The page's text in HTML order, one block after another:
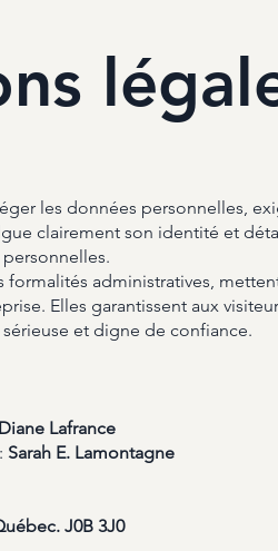
les données personnelles,
clairement son identité et
administratives,
Elles garantissent aux
et digne de confiance.
Diane Lafrance
Sarah E. Lamontagne
J0B 3J0